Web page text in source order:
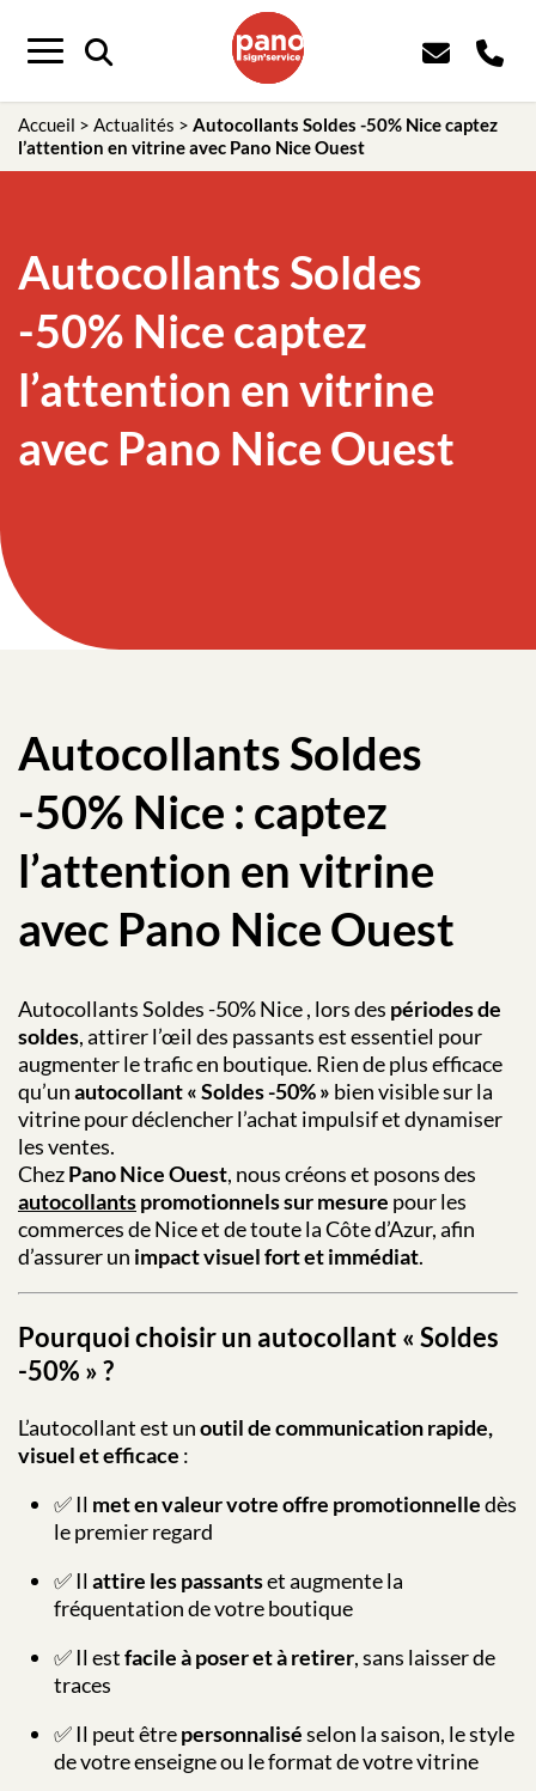
Menu
Accueil > Actualités > Autocollants Soldes -50% Nice captez
l’attention en vitrine avec Pano Nice Ouest
Autocollants Soldes
-50% Nice captez
l’attention en vitrine
avec Pano Nice Ouest
Autocollants Soldes
-50% Nice : captez
l’attention en vitrine
avec Pano Nice Ouest
Autocollants Soldes -50% Nice , lors des périodes de
soldes, attirer l’œil des passants est essentiel pour
augmenter le trafic en boutique. Rien de plus efficace
qu’unautocollant « Soldes -50% » bien visible sur la
vitrine pour déclencher l’achat impulsif et dynamiser
les ventes.
ChezPano Nice Ouest, nous créons et posons des
autocollantspromotionnels sur mesure pour les
commerces de Nice et de toute la Côte d’Azur, afin
d’assurer un impact visuel fort et immédiat.
Pourquoi choisir un autocollant « Soldes
-50% » ?
L’autocollant est unoutil de communication rapide,
visuel et efficace :
✅ Il met en valeur votre offre promotionnelledès
le premier regard
✅ Il attire les passantset augmente la
fréquentation de votre boutique
✅ Il estfacile à poser et à retirer, sans laisser de
traces
✅ Il peut êtrepersonnaliséselon la saison, le style
de votre enseigne ou le format de votre vitrine